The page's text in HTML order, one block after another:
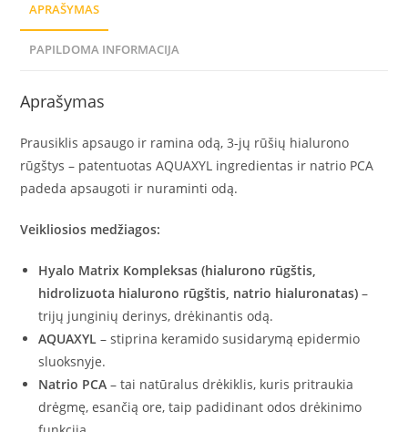
APRAŠYMAS
PAPILDOMA INFORMACIJA
Aprašymas
Prausiklis apsaugo ir ramina odą, 3-jų rūšių hialurono
rūgštys – patentuotas AQUAXYL ingredientas ir natrio PCA
padeda apsaugoti ir nuraminti odą.
Veikliosios medžiagos:
Hyalo Matrix Kompleksas (hialurono rūgštis,
hidrolizuota hialurono rūgštis, natrio hialuronatas)–
trijų junginių derinys, drėkinantis odą.
AQUAXYL– stiprina keramido susidarymą epidermio
sluoksnyje.
Natrio PCA– tai natūralus drėkiklis, kuris pritraukia
drėgmę, esančią ore, taip padidinant odos drėkinimo